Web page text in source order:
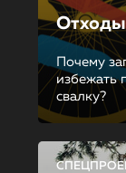
Почему
избежать
свалку?